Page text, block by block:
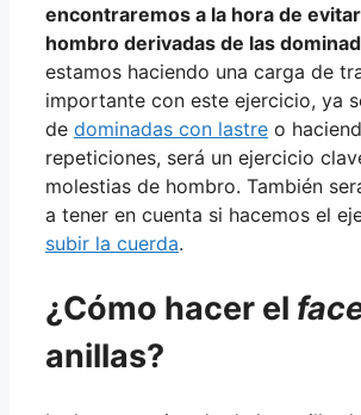
encontraremos a la hora de
hombro derivadas de las
estamos haciendo una carga de
importante con este ejercicio, ya
de dominadas con lastre o
repeticiones, será un ejercicio
molestias de hombro. También
a tener en cuenta si hacemos el
subir la cuerda.
¿Cómo hacer el
anillas?